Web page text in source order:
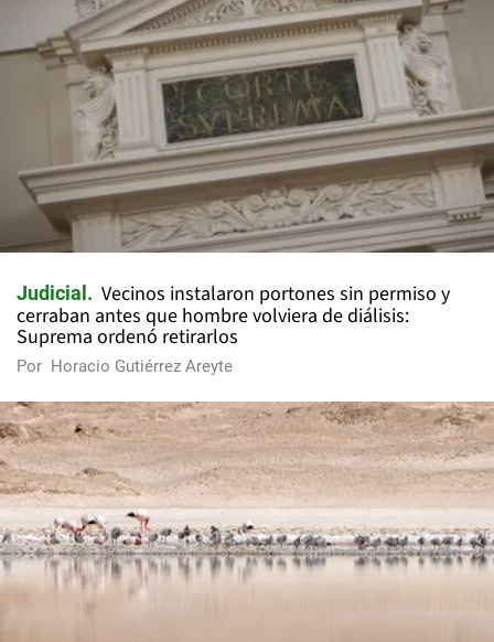
Judicial
Vecinos instalaron portones sin permiso y
cerraban antes que hombre volviera de diálisis:
Suprema ordenó retirarlos
Por Horacio Gutiérrez Areyte